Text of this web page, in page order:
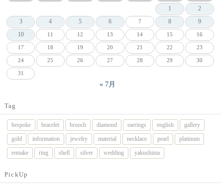
1
2
3
4 5 6 7 8
9
10
11 12 13 14 15 16
17 18 19 20 21 22 23
24 25 26 27 28 29 30
31
« 7月
Tag
bespoke bracelet brooch diamond earrings english
gallery
gold
information jewelry material necklace pearl
platinum
remake
ring shell silver wedding yakushima
PickUp